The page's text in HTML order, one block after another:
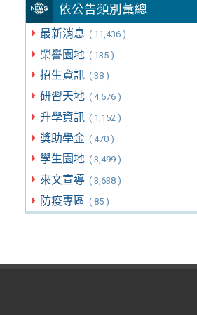
依公告類別彙總
最新消息 ( 11,436 )
榮譽園地 ( 135 )
招生資訊 ( 38 )
研習天地 ( 4,576 )
升學資訊 ( 1,152 )
獎助學金 ( 470 )
學生園地 ( 3,499 )
來文宣導 ( 3,638 )
防疫專區 ( 85 )